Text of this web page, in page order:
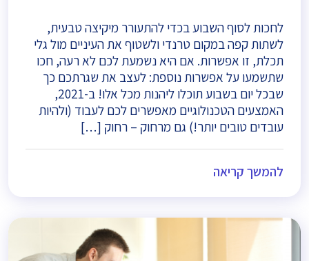
לחכות לסוף השבוע בכדי להתעורר מיקיצה טבעית,
לשתות קפה במקום טרנדי ולשטוף את העיניים מול גלי
תכלת, זו אפשרות. אם היא נשמעת לכם לא רעה, חכו
שתשמעו על אפשרות נוספת: לעצב את שגרתכם כך
שבכל יום בשבוע תוכלו ליהנות מכל אלו! ב-2021,
האמצעים הטכנולוגיים מאפשרים לכם לעבוד (ולהיות
עובדים טובים יותר!) גם מרחוק – רחוק […]
להמשך קריאה